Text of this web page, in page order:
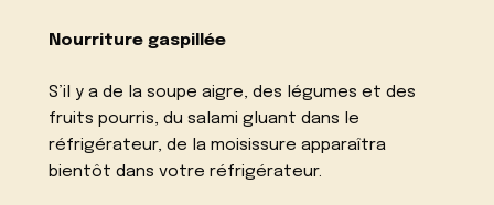
Nourriture gaspillée
S’il y a de la soupe aigre, des légumes et des
fruits pourris, du salami gluant dans le
réfrigérateur, de la moisissure apparaîtra
bientôt dans votre réfrigérateur.